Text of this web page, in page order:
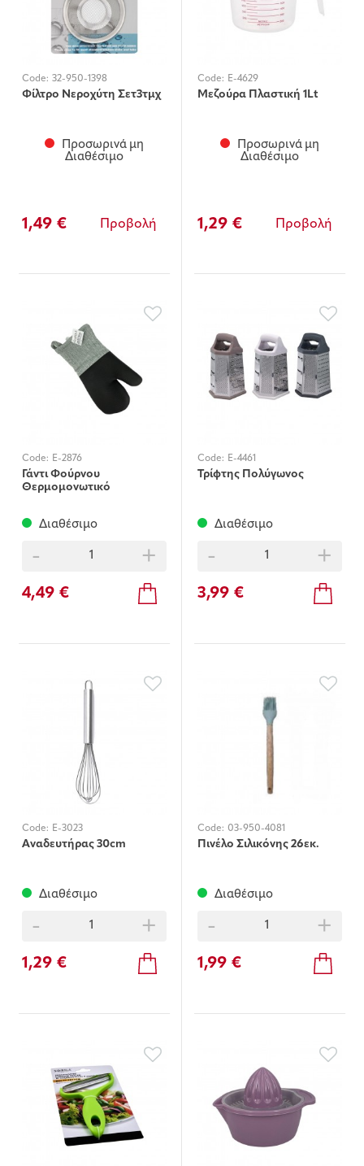
Code: 32-950-1398
Φίλτρο Νεροχύτη Σετ3τμχ
Προσωρινά μη
Διαθέσιμο
1,49 € Προβολή
Code: E-4629
Μεζούρα Πλαστική 1Lt
Προσωρινά μη
Διαθέσιμο
1,29 € Προβολή
Code: E-2876
Γάντι Φούρνου
Θερμομονωτικό
Διαθέσιμο
- +
4,49 €
Code: E-4461
Τρίφτης Πολύγωνος
Διαθέσιμο
- +
3,99 €
Code: E-3023
Αναδευτήρας 30cm
Διαθέσιμο
- +
1,29 €
Code: 03-950-4081
Πινέλο Σιλικόνης 26εκ.
Διαθέσιμο
- +
1,99 €